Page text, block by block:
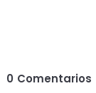
0 Comentarios